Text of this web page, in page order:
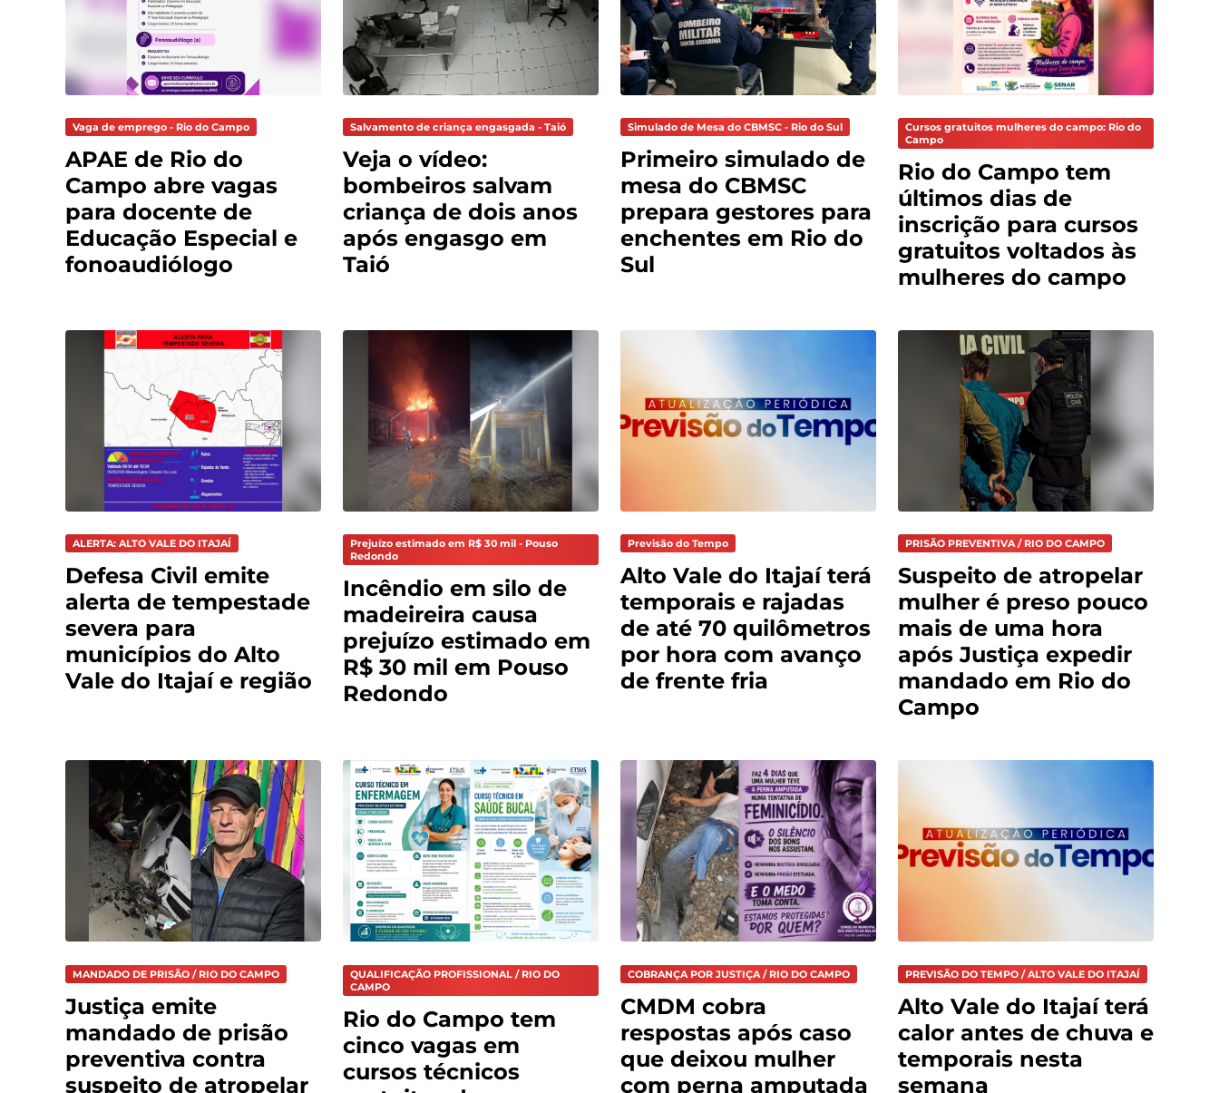
Vaga de emprego - Rio do Campo
APAE de Rio do
Campo abre vagas
para docente de
Educação Especial e
fonoaudiólogo
Salvamento de criança engasgada - Taió
Veja o vídeo:
bombeiros salvam
criança de dois anos
após engasgo em
Taió
Simulado de Mesa do CBMSC - Rio do Sul
Primeiro simulado de
mesa do CBMSC
prepara gestores para
enchentes em Rio do
Sul
Cursos gratuitos mulheres do campo: Rio do
Campo
Rio do Campo tem
últimos dias de
inscrição para cursos
gratuitos voltados às
mulheres do campo
ALERTA: ALTO VALE DO ITAJAÍ
Defesa Civil emite
alerta de tempestade
severa para
municípios do Alto
Vale do Itajaí e região
Prejuízo estimado em R$ 30 mil - Pouso
Redondo
Incêndio em silo de
madeireira causa
prejuízo estimado em
R$ 30 mil em Pouso
Redondo
Previsão do Tempo
Alto Vale do Itajaí terá
temporais e rajadas
de até 70 quilômetros
por hora com avanço
de frente fria
PRISÃO PREVENTIVA / RIO DO CAMPO
Suspeito de atropelar
mulher é preso pouco
mais de uma hora
após Justiça expedir
mandado em Rio do
Campo
MANDADO DE PRISÃO / RIO DO CAMPO
Justiça emite
mandado de prisão
preventiva contra
suspeito de atropelar
QUALIFICAÇÃO PROFISSIONAL / RIO DO
CAMPO
Rio do Campo tem
cinco vagas em
cursos técnicos
COBRANÇA POR JUSTIÇA / RIO DO CAMPO
CMDM cobra
respostas após caso
que deixou mulher
com perna amputada
PREVISÃO DO TEMPO / ALTO VALE DO ITAJAÍ
Alto Vale do Itajaí terá
calor antes de chuva e
temporais nesta
semana